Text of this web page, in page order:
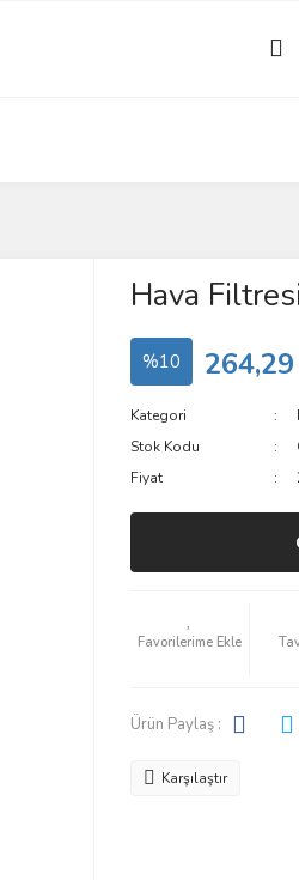
Hava
%10
Kategori
Stok Kodu
Fiyat
Ürün Paylaş :
Karşılaştır